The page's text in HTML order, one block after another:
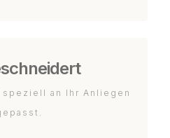
an Ihr Anliegen